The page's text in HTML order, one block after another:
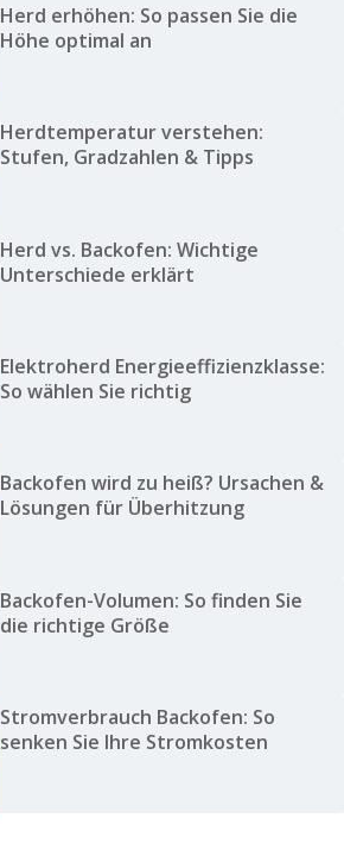
Herd erhöhen: So passen Sie die
Höhe optimal an
Herdtemperatur verstehen:
Stufen, Gradzahlen & Tipps
Herd vs. Backofen: Wichtige
Unterschiede erklärt
Elektroherd Energieeffizienzklasse:
So wählen Sie richtig
Backofen wird zu heiß? Ursachen &
Lösungen für Überhitzung
Backofen-Volumen: So finden Sie
die richtige Größe
Stromverbrauch Backofen: So
senken Sie Ihre Stromkosten